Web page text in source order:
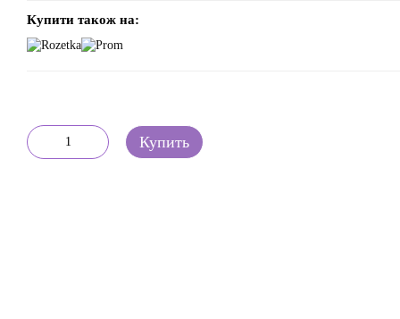
Купити також на:
Купить